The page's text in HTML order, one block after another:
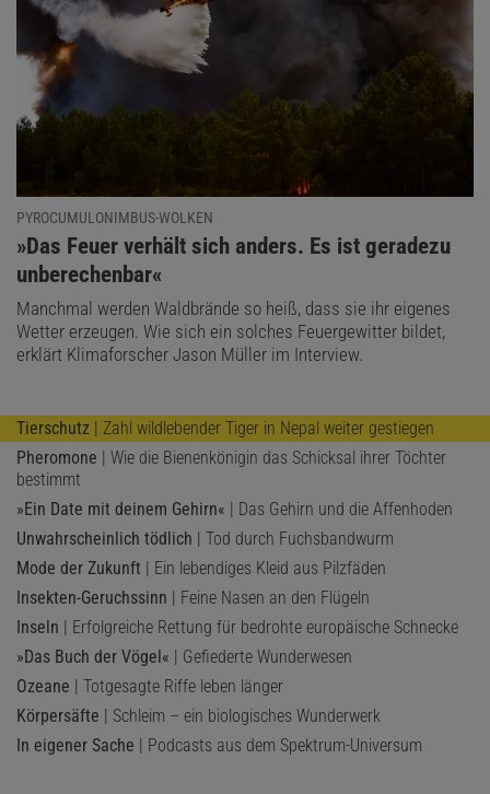
PYROCUMULONIMBUS-WOLKEN
:
»Das Feuer verhält sich anders. Es ist geradezu
unberechenbar«
Manchmal werden Waldbrände so heiß, dass sie ihr eigenes
Wetter erzeugen. Wie sich ein solches Feuergewitter bildet,
erklärt Klimaforscher Jason Müller im Interview.
Tierschutz | Zahl wildlebender Tiger in Nepal weiter gestiegen
Pheromone | Wie die Bienenkönigin das Schicksal ihrer Töchter
bestimmt
»Ein Date mit deinem Gehirn« | Das Gehirn und die Affenhoden
Unwahrscheinlich tödlich | Tod durch Fuchsbandwurm
Mode der Zukunft | Ein lebendiges Kleid aus Pilzfäden
Insekten-Geruchssinn | Feine Nasen an den Flügeln
Inseln | Erfolgreiche Rettung für bedrohte europäische Schnecke
»Das Buch der Vögel« | Gefiederte Wunderwesen
Ozeane | Totgesagte Riffe leben länger
Körpersäfte | Schleim – ein biologisches Wunderwerk
In eigener Sache | Podcasts aus dem Spektrum-Universum